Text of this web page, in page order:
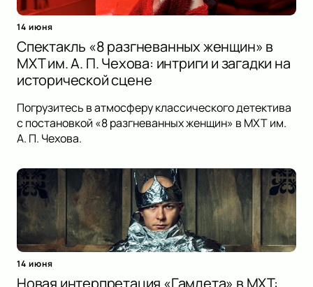
14 июня
Спектакль «8 разгневанных женщин» в
МХТ им. А. П. Чехова: интриги и загадки на
исторической сцене
Погрузитесь в атмосферу классического детектива
с постановкой «8 разгневанных женщин» в МХТ им.
А. П. Чехова.
14 июня